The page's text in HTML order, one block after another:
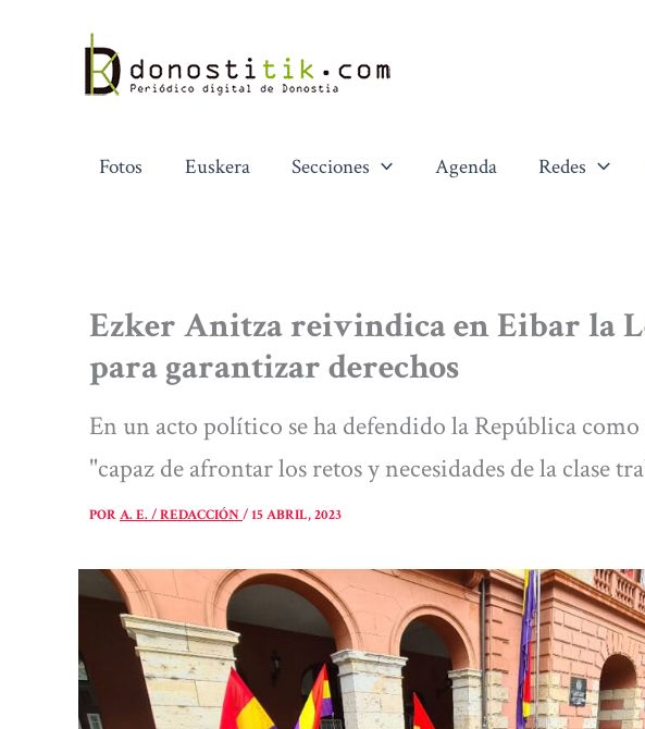
contenido
Fotos Euskera Secciones Agenda Redes
Ezker Anitza reivindica en Eibar la
para garantizar derechos
En un acto político se ha defendido la República
"capaz de afrontar los retos y necesidades de la clase
PORA. E. / REDACCIÓN/15 ABRIL, 2023